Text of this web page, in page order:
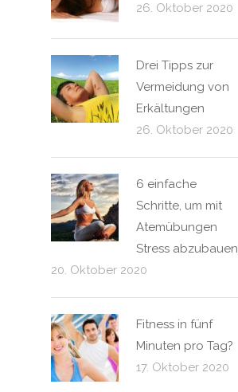
26. Oktober 2020
Drei Tipps zur
Vermeidung von
Erkältungen
26. Oktober 2020
6 einfache
Schritte, um mit
Atemübungen
Stress abzubauen
20. Oktober 2020
Fitness in fünf
Minuten pro Tag?
17. Oktober 2020